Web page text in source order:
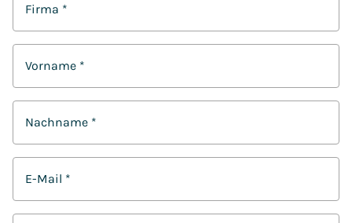
Firma *
Vorname *
Nachname *
E-Mail *